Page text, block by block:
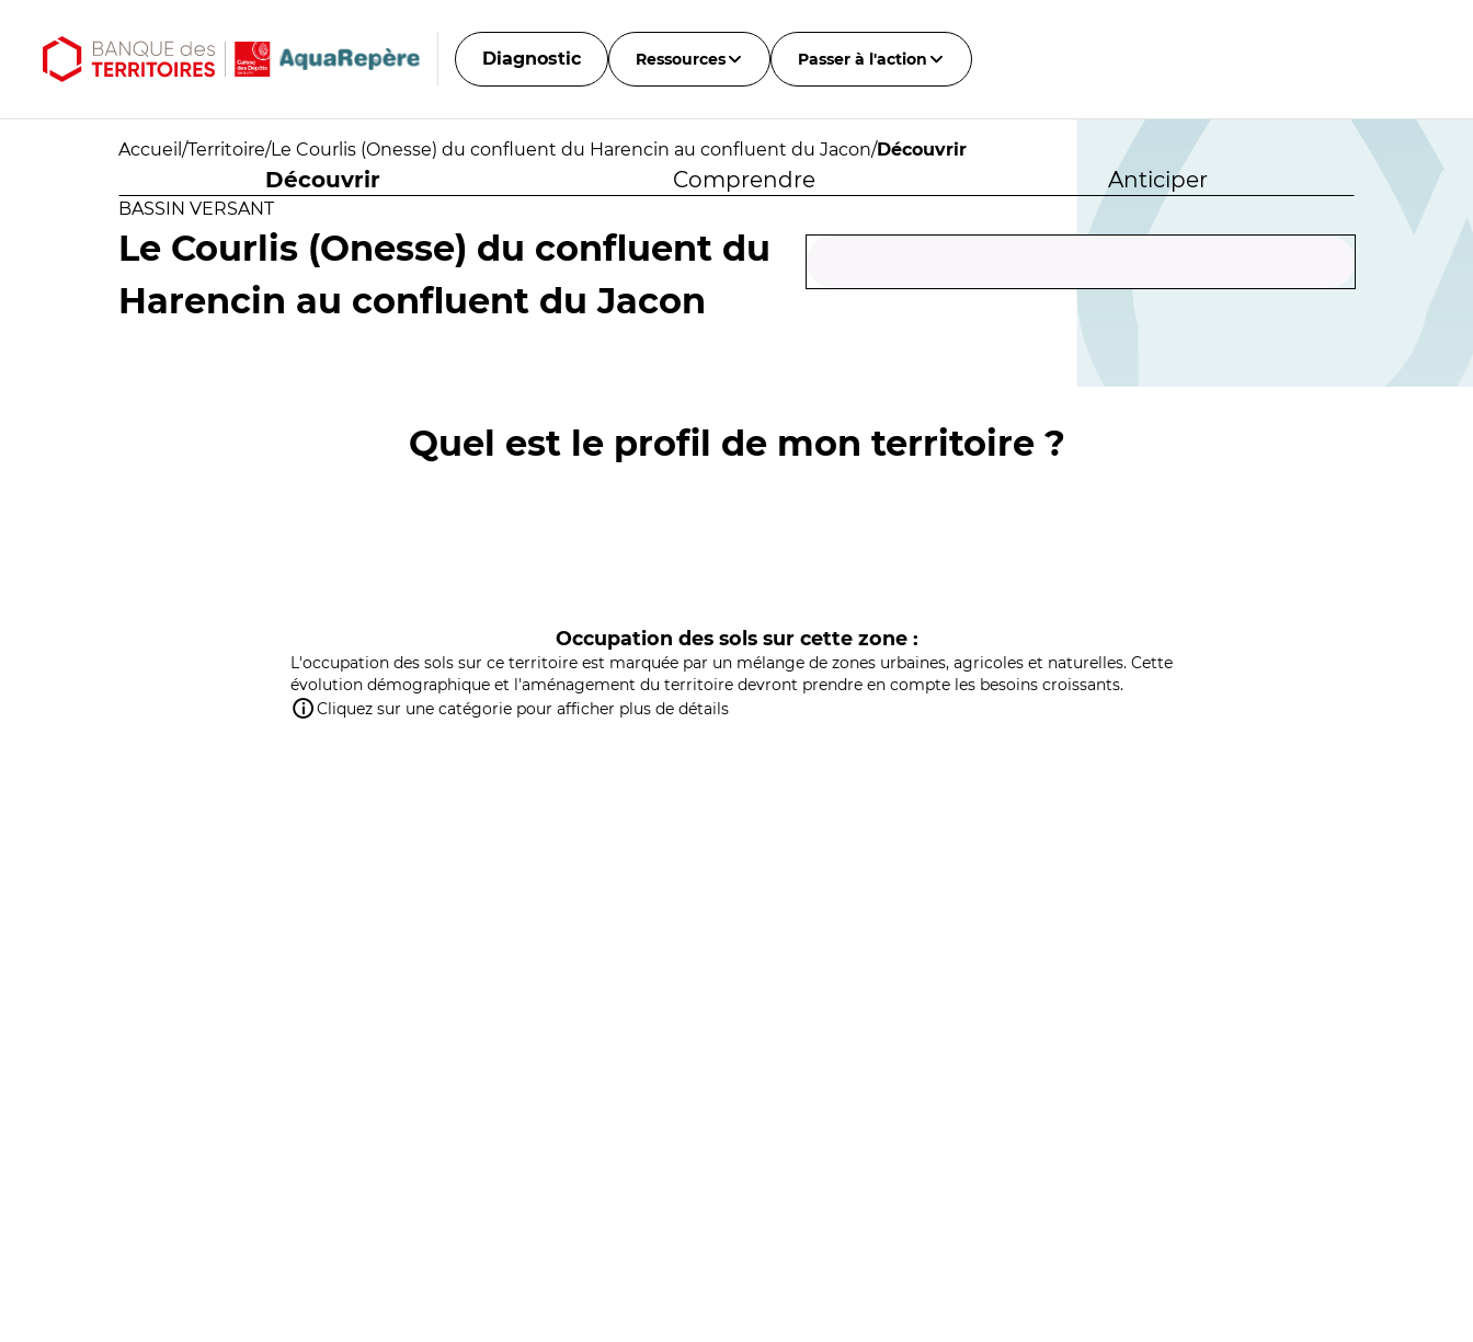
Diagnostic Ressources Passer à l'action
Accueil /Territoire/Le Courlis (Onesse) du confluent du Harencin au confluent du Jacon/Découvrir
Découvrir Comprendre Anticiper
BASSIN VERSANT
Le Courlis (Onesse) du confluent du
Harencin au confluent du Jacon
Quel est le profil de mon territoire ?
Occupation des sols sur cette zone :
L'occupation des sols sur ce territoire est marquée par un mélange de zones urbaines, agricoles et naturelles. Cette
évolution démographique et l'aménagement du territoire devront prendre en compte les besoins croissants.
Cliquez sur une catégorie pour afficher plus de détails